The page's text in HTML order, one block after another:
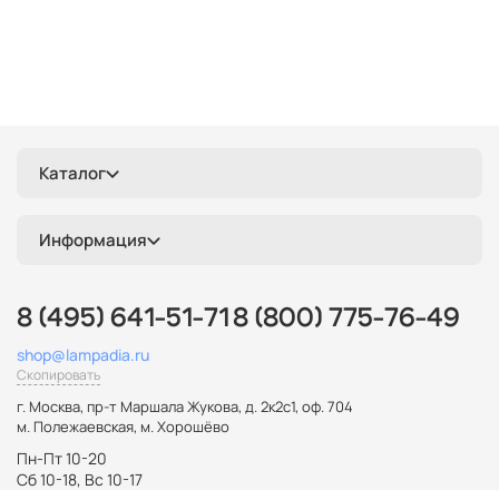
Каталог
Информация
8 (495) 641-51-71 8 (800) 775-76-49
shop@lampadia.ru
Скопировать
г. Москва, пр-т Маршала Жукова, д. 2к2с1, оф. 704
м. Полежаевская, м. Хорошёво
Пн-Пт 10-20
Сб 10-18, Вс 10-17